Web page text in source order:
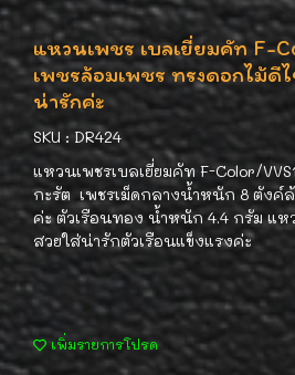
แหวนเพชร เบลเยี่ยมคัท F-
เพชรล้อมเพชร ทรงดอกไม้ดี
น่ารักค่ะ
SKU : DR424
แหวนเพชรเบลเยี่ยมคัท F-Color/
กะรัต เพชรเม็ดกลางน้ำหนัก 8 ตังค์
ค่ะ ตัวเรือนทอง น้ำหนัก 4.4 กรัม แห
สวยใส่น่ารักตัวเรือนแข็งแรงค่ะ
เพิ่มรายการโปรด